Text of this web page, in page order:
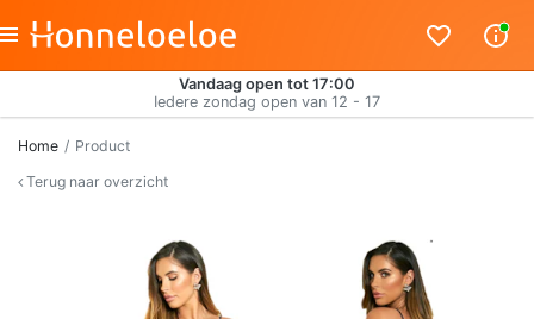
Vandaag open tot 17:00
Iedere zondag open van 12 - 17
Home
Product
Terug naar overzicht